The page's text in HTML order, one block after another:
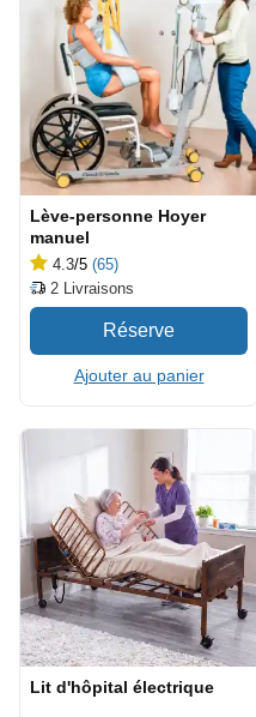
Lève-personne Hoyer
manuel
4.3/5 (65)
2 Livraisons
Ajouter au panier
Lit d'hôpital électrique